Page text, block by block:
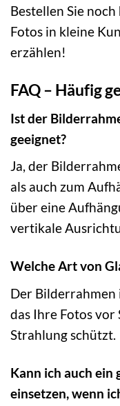
Bestellen Sie
Fotos in kleine
erzählen!
FAQ – Häufig
Ist der
geeignet?
Ja, der
als auch zum
über eine
vertikale
Welche Art von
Der Bilderrahmen
das Ihre Fotos vor
Strahlung schützt.
Kann ich auch ein
einsetzen, wenn